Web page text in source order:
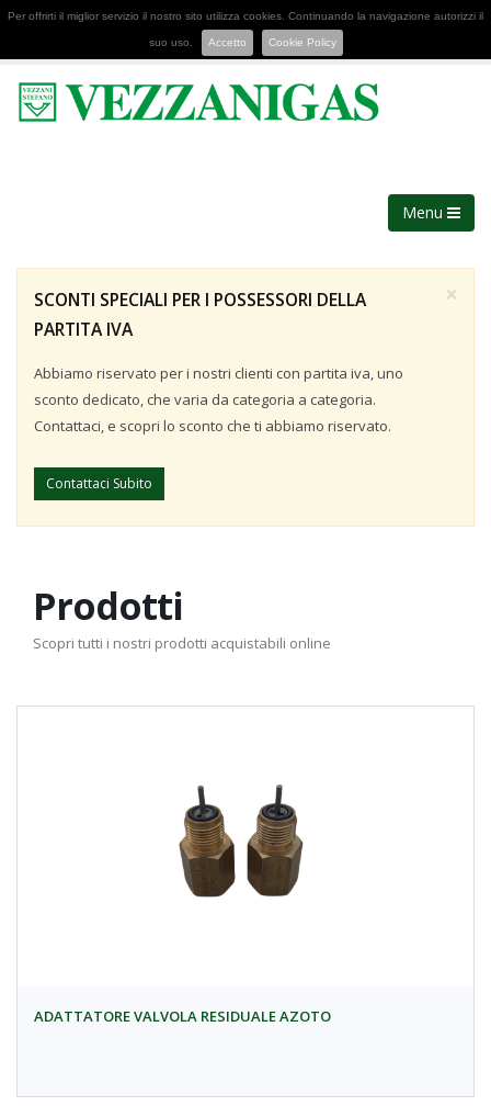
Per offrirti il miglior servizio il nostro sito utilizza cookies. Continuando la navigazione autorizzi il
suo uso. Accetto Cookie Policy
Menu
×
SCONTI SPECIALI PER I POSSESSORI DELLA
PARTITA IVA
Abbiamo riservato per i nostri clienti con partita iva, uno
sconto dedicato, che varia da categoria a categoria.
Contattaci, e scopri lo sconto che ti abbiamo riservato.
Contattaci Subito
Prodotti
Scopri tutti i nostri prodotti acquistabili online
ADATTATORE VALVOLA RESIDUALE AZOTO